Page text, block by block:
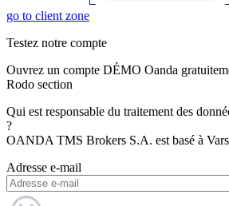
go to client zone
Testez notre compte
Ouvrez un compte DÉMO Oanda
Rodo section
Qui est responsable du traitement des
?
OANDA TMS Brokers S.A. est basé à
Adresse e-mail